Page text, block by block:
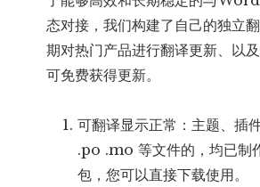
态对接，我们构建了自己的独立
期对热门产品进行翻译更新、以
可免费获得更新。
可翻译显示正常：主题、插
.po .mo 等文件的，均已制
包，您可以直接下载使用。